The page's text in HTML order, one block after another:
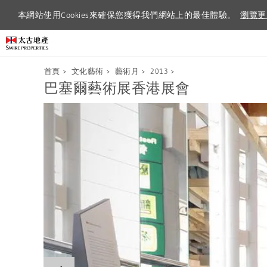
本網站使用Cookies來確保您獲得我們網站上的最佳體驗。 瀏覽
本網站使用Cookies來確保您獲得我們網站上的最佳體驗。 瀏覽
首頁 > 文化藝術 > 藝術月 > 2013 >
巴塞爾藝術展香港展會